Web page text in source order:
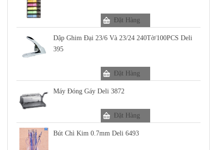
Đặt Hàng
Dập Ghim Đại 23/6 Và 23/24 240Tờ/100PCS Deli
395
Đặt Hàng
Máy Đóng Gáy Deli 3872
Đặt Hàng
Bút Chì Kim 0.7mm Deli 6493